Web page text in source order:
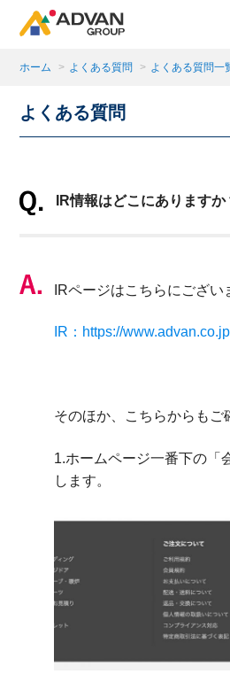
商品ページにある「お気に入り
商品がここに表示されます。
ホーム > よくある質問 > よくある質問一
よくある質問
IR情報はどこにありますか
IRページはこちらにござい
IR：https://
そのほか、こちらからもご
1.ホームページ一番下の「
します。